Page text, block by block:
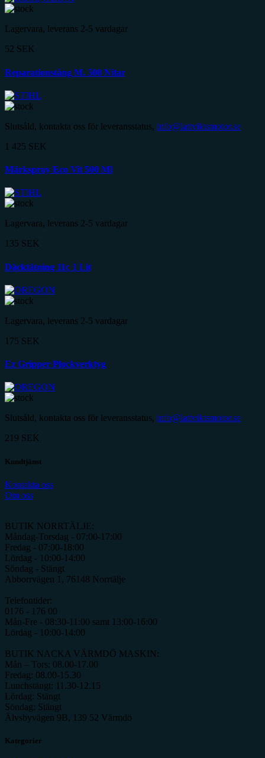
Lagervara, leverans 2-5 vardagar
52 SEK
Reparationstång M. 500 Nitar
Slutsåld, kontakta oss för leveransstatus, info@lattviktsmotor.se
1 425 SEK
Märkspray Eco Vit 500 Ml
Lagervara, leverans 2-5 vardagar
135 SEK
Däcktätning 11c 1 Lit
Lagervara, leverans 2-5 vardagar
175 SEK
Ez Gripper Plockverktyg
Slutsåld, kontakta oss för leveransstatus, info@lattviktsmotor.se
219 SEK
Kundtjänst
Kontakta oss
Om oss
BUTIK NORRTÄLJE:
Måndag-Torsdag - 07:00-17:00
Fredag - 07:00-18:00
Lördag - 10:00-14:00
Söndag - Stängt
Abborrvägen 1, 76148 Norrtälje
Telefontider:
0176 - 176 00
Mån-Fre - 08:30-11:00 samt 13:00-16:00
Lördag - 10:00-14:00
BUTIK NACKA VÄRMDÖ MASKIN:
Mån – Tors: 08.00-17.00
Fredag: 08.00-15.30
Lunchstängt: 11.30-12.15
Lördag: Stängt
Söndag: Stängt
Älvsbyvägen 9B, 139 52 Värmdö
Kategorier